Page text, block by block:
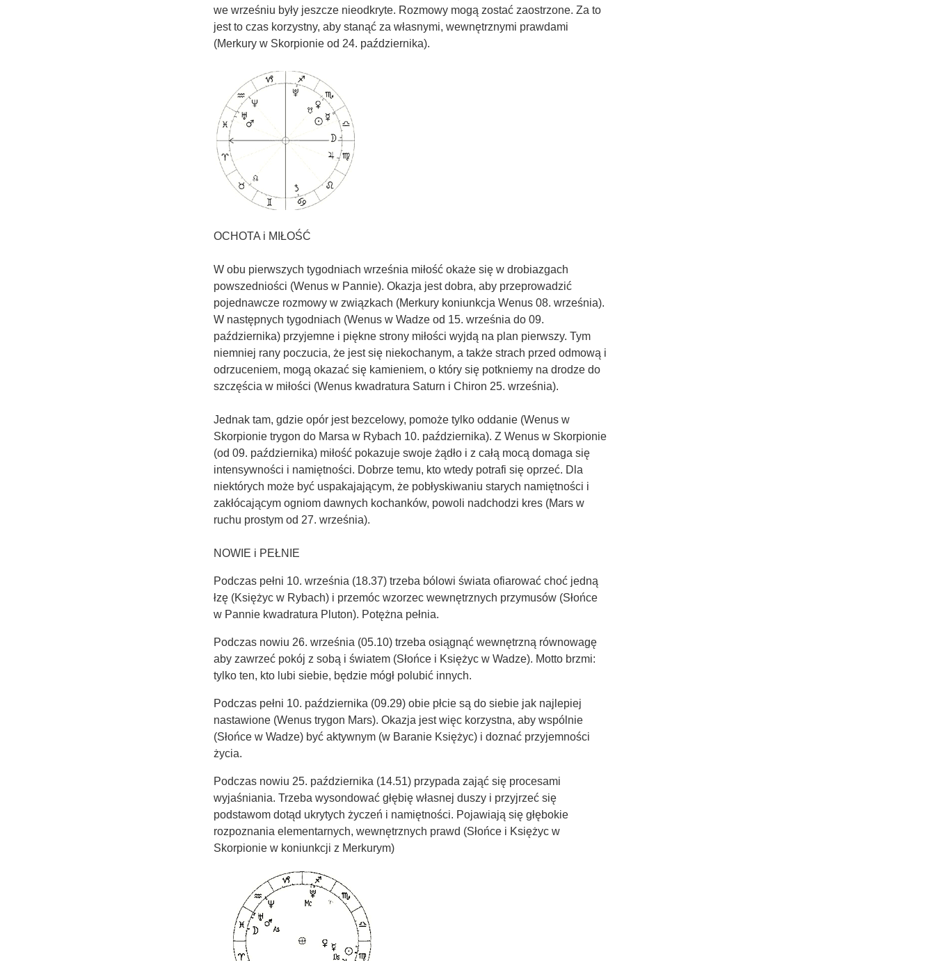
we wrześniu były jeszcze nieodkryte. Rozmowy mogą zostać zaostrzone. Za to
jest to czas korzystny, aby stanąć za własnymi, wewnętrznymi prawdami
(Merkury w Skorpionie od 24. października).
OCHOTA i MIŁOŚĆ
W obu pierwszych tygodniach września miłość okaże się w drobiazgach
powszedniości (Wenus w Pannie). Okazja jest dobra, aby przeprowadzić
pojednawcze rozmowy w związkach (Merkury koniunkcja Wenus 08. września).
W następnych tygodniach (Wenus w Wadze od 15. września do 09.
października) przyjemne i piękne strony miłości wyjdą na plan pierwszy. Tym
niemniej rany poczucia, że jest się niekochanym, a także strach przed odmową i
odrzuceniem, mogą okazać się kamieniem, o który się potkniemy na drodze do
szczęścia w miłości (Wenus kwadratura Saturn i Chiron 25. września).
Jednak tam, gdzie opór jest bezcelowy, pomoże tylko oddanie (Wenus w
Skorpionie trygon do Marsa w Rybach 10. października). Z Wenus w Skorpionie
(od 09. października) miłość pokazuje swoje żądło i z całą mocą domaga się
intensywności i namiętności. Dobrze temu, kto wtedy potrafi się oprzeć. Dla
niektórych może być uspakajającym, że pobłyskiwaniu starych namiętności i
zakłócającym ogniom dawnych kochanków, powoli nadchodzi kres (Mars w
ruchu prostym od 27. września).
NOWIE i PEŁNIE
Podczas pełni 10. września (18.37) trzeba bólowi świata ofiarować choć jedną
łzę (Księżyc w Rybach) i przemóc wzorzec wewnętrznych przymusów (Słońce
w Pannie kwadratura Pluton). Potężna pełnia.
Podczas nowiu 26. września (05.10) trzeba osiągnąć wewnętrzną równowagę
aby zawrzeć pokój z sobą i światem (Słońce i Księżyc w Wadze). Motto brzmi:
tylko ten, kto lubi siebie, będzie mógł polubić innych.
Podczas pełni 10. października (09.29) obie płcie są do siebie jak najlepiej
nastawione (Wenus trygon Mars). Okazja jest więc korzystna, aby wspólnie
(Słońce w Wadze) być aktywnym (w Baranie Księżyc) i doznać przyjemności
życia.
Podczas nowiu 25. października (14.51) przypada zająć się procesami
wyjaśniania. Trzeba wysondować głębię własnej duszy i przyjrzeć się
podstawom dotąd ukrytych życzeń i namiętności. Pojawiają się głębokie
rozpoznania elementarnych, wewnętrznych prawd (Słońce i Księżyc w
Skorpionie w koniunkcji z Merkurym)